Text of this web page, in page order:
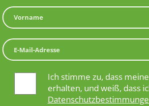
Ich stimme zu, dass
erhalten, und weiß, dass